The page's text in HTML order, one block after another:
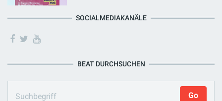
SOCIALMEDIAKANÄLE
BEAT DURCHSUCHEN